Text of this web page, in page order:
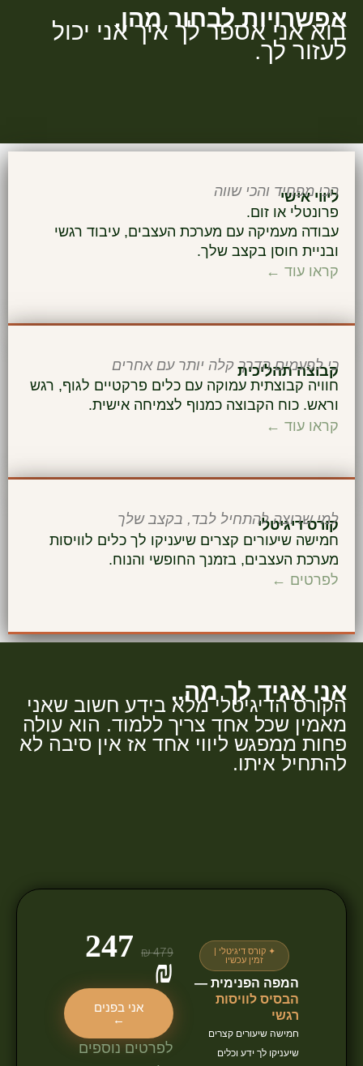
אפשרויות לבחור מהן.
בוא אני אספר לך איך אני יכול
לעזור לך.
ליווי אישי
הכי מפחיד והכי שווה
פרונטלי או זום.
עבודה מעמיקה עם מערכת העצבים, עיבוד רגשי
ובניית חוסן בקצב שלך.
קראו עוד ←
קבוצה תהליכית
כי לפעמים הדרך קלה יותר עם אחרים
חוויה קבוצתית עמוקה עם כלים פרקטיים לגוף, רגש
וראש. כוח הקבוצה כמנוף לצמיחה אישית.
קראו עוד ←
קורס דיגיטלי
למי שרוצה להתחיל לבד, בקצב שלך
חמישה שיעורים קצרים שיעניקו לך כלים לוויסות
מערכת העצבים, בזמנך החופשי והנוח.
לפרטים ←
אני אגיד לך מה..
הקורס הדיגיטלי מלא בידע חשוב שאני
מאמין שכל אחד צריך ללמוד. הוא עולה
פחות ממפגש ליווי אחד אז אין סיבה לא
להתחיל איתו.
✦ קורס דיגיטלי |
זמין עכשיו
המפה הפנימית —
הבסיס לוויסות
רגשי
חמישה שיעורים קצרים
שיעניקו לך ידע וכלים
479 ₪
247
₪
אני בפנים
←
לפרטים נוספים